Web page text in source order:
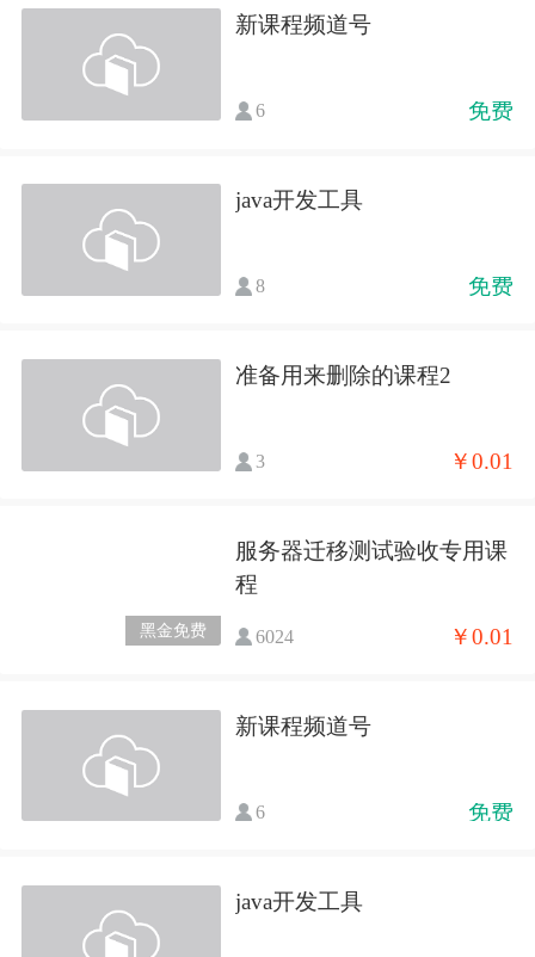
新课程频道号
6 免费
java开发工具
8 免费
准备用来删除的课程2
3 ￥0.01
黑金免费
服务器迁移测试验收专用课
程
6024 ￥0.01
新课程频道号
6 免费
java开发工具